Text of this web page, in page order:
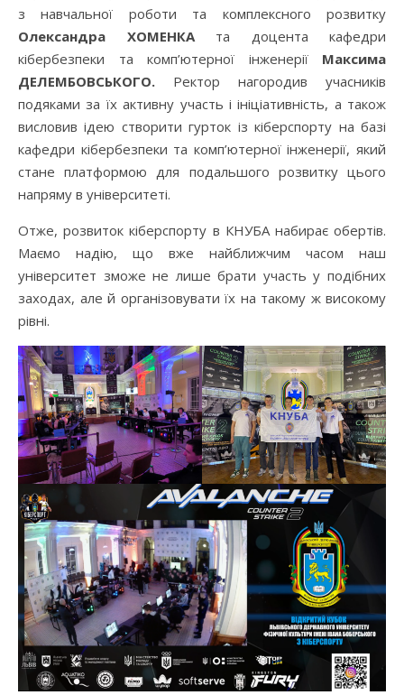
з навчальної роботи та комплексного розвитку
Олександра ХОМЕНКАта доцента кафедри
кібербезпеки та комп’ютерної інженерії Максима
ДЕЛЕМБОВСЬКОГО. Ректор нагородив учасників
подяками за їх активну участь і ініціативність, а також
висловив ідею створити гурток із кіберспорту на базі
кафедри кібербезпеки та комп’ютерної інженерії, який
стане платформою для подальшого розвитку цього
напряму в університеті.
Отже, розвиток кіберспорту в КНУБА набирає обертів.
Маємо надію, що вже найближчим часом наш
університет зможе не лише брати участь у подібних
заходах, але й організовувати їх на такому ж високому
рівні.